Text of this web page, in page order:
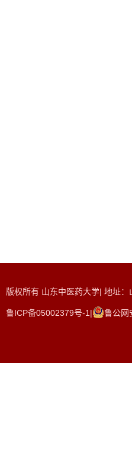
版权所有 山东中医药大学| 地址
鲁ICP备05002379号-1| 鲁公网